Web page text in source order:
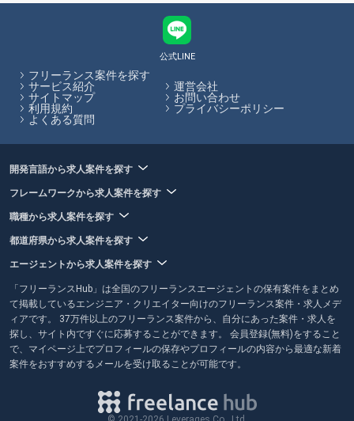
こともありません。フリーランスHubでは、フリーランス向けの案件・
フリーランスHubはお客様のフリーランス案件探しを最大限サポートし
ていきます。
公式LINE
フリーランス案件を探す
サービス紹介
運営会社
サイトマップ
お問い合わせ
利用規約
プライバシーポリシー
よくある質問
開発言語から求人案件を探す
フレームワークから求人案件を探す
職種から求人案件を探す
都道府県から求人案件を探す
エージェントから求人案件を探す
「フリーランスHub」は全国のフリーランスエージェントの保有案件をまとめ
て掲載しているエンジニア・クリエイター向けのフリーランス案件・求人メデ
ィアです。 37万件以上のフリーランス案件から、自分にあった案件・求人を
探し、サイト内ですぐに応募することができます。 会員登録(無料)をすること
で、マイページ上でプロフィールの保存やプロフィールの内容から最適な新着
案件をおすすめするメールを受け取ることが可能です。